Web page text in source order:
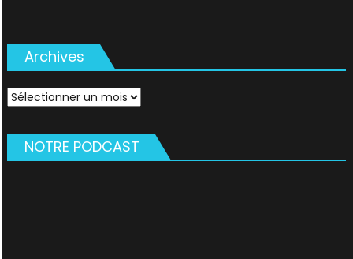
Archives
Archives
NOTRE PODCAST